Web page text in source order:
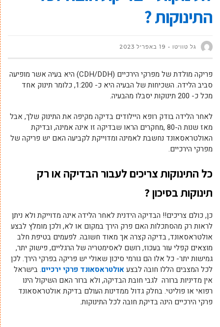
התינוקות ?
גל טוויטו 19 באפריל 2023
פריקה מולדת של מפרקי הירכיים (CDH/DDH) היא בעיה אשר מופיעה
סביב הלידה. השכיחות של הבעיה היא כ- 1:200, כלומר תינוק אחד
מכל כ- 200 תינוקות יסבלו מהבעיה.
לאחר הלידה בודק רופא היילודים בדיקה מקיפה את התינוק שלך, אבל
מאז שנות ה-80 ,מחקרים הראו שבדיקה זו אינה אמינה, ובדיקת
האולטראסאונד נחשבת לאמינה ומדוייקת לקביעה האם יש פריקה של
מפרקי הירכיים.
כל התינוקות צריכים לעבור הבדיקה או רק
תינוקות בסיכון ?
כן, כולם צריכים!! הבדיקה הידנית לאחר הלידה אינה מדוייקת ולא ניתן
לראות רק מהסתכלות האם פרק הירך במקום או לא, ולכן מומלץ לבצע
אולטראסאונד, בדיקה קצרה אך מאוד חשובה. לפעמים בטיפת חלב
מוצאים קפלי עור בעכוז, רושם לאסימטריה של הרגליים, פישוק יתר,
גמישות יתר- כל אלו הם גורמי סיכון שאולי יש פריקה בפרקי הירך. לכן
לכל המצבים הללו חובה לבצעאולטראסאונד פרקי ירכיים. בישראל
אין מדיניות ברורה לגבי חובת הבדיקה, ולא ברור האם השיקול הינו
רפואי או פוליטי. בחלק גדול ממדינות העולם בדיקת אולטראסאונד
פרקי הירכיים הינה בדיקת חובה לכל התינוקות.